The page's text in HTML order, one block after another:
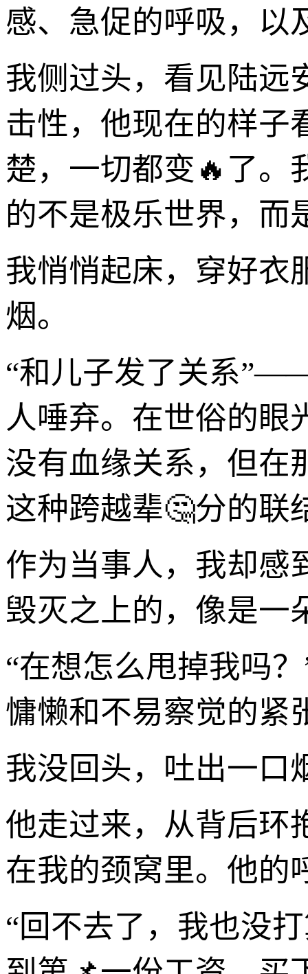
感、急促的呼吸，以
我侧过头，看见陆远
击性，他现在的样子
楚，一切都变🔥了。
的不是极乐世界，而
我悄悄起床，穿好衣
烟。
“和儿子发了关系
人唾弃。在世俗的眼
没有血缘关系，但在
这种跨越辈🤔分的联
作为当事人，我却感
毁灭之上的，像是一
“在想怎么甩掉我吗
慵懒和不易察觉的紧
我没回头，吐出一口
他走过来，从背后环
在我的颈窝里。他的
“回不去了，我也没